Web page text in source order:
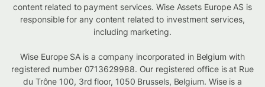
content related to payment services. Wise Assets Europe AS is
responsible for any content related to investment services,
including marketing.
Wise Europe SA is a company incorporated in Belgium with
registered number 0713629988. Our registered office is at Rue
du Trône 100, 3rd floor, 1050 Brussels, Belgium. Wise is a